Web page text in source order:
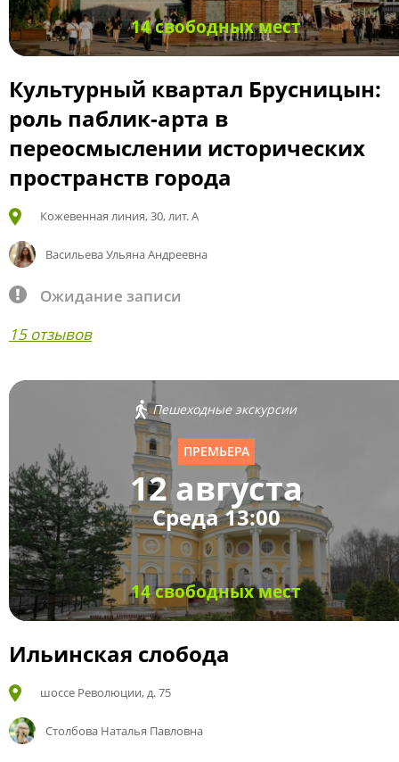
14 свободных мест
Культурный квартал Брусницын:
роль паблик-арта в
переосмыслении исторических
пространств города
Кожевенная линия, 30, лит. А
Васильева Ульяна Андреевна
Ожидание записи
15 отзывов
Пешеходные экскурсии
ПРЕМЬЕРА
12 августа
Среда 13:00
14 свободных мест
Ильинская слобода
шоссе Революции, д. 75
Столбова Наталья Павловна